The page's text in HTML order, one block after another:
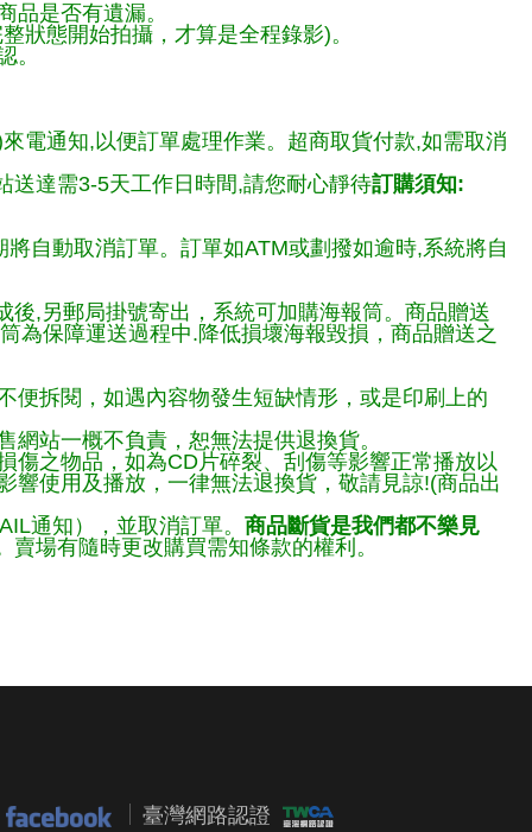
品是否有遺漏。
狀態開始拍攝，才算是全程錄影)。
。
電通知,以便訂單處理作業。超商取貨付款,如需取消
送達需3-5天工作日時間,請您耐心靜待訂購須知:
自動取消訂單。訂單如ATM或劃撥如逾時,系統將自
,另郵局掛號寄出，系統可加購海報筒。商品贈送
為保障運送過程中.降低損壞海報毀損，商品贈送之
便拆閱，如遇內容物發生短缺情形，或是印刷上的
站一概不負責，恕無法提供退換貨。
傷之物品，如為CD片碎裂、刮傷等影響正常播放以
響使用及播放，一律無法退換貨，敬請見諒!(商品出
通知），並取消訂單。 商品斷貨是我們都不樂見
賣場有隨時更改購買需知條款的權利。
臺灣網路認證